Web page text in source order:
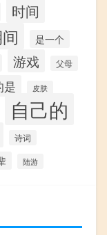
时间
是一个
游戏 父母
是 皮肤
自己的
诗词
陆游